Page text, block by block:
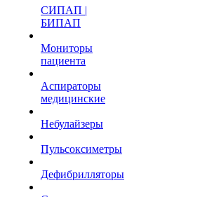
СИПАП |
БИПАП
Мониторы
пациента
Аспираторы
медицинские
Небулайзеры
Пульсоксиметры
Дефибрилляторы